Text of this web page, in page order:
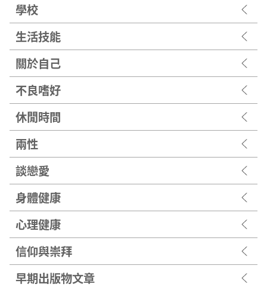
學校
生活技能
關於自己
不良嗜好
休閒時間
兩性
談戀愛
身體健康
心理健康
信仰與崇拜
早期出版物文章